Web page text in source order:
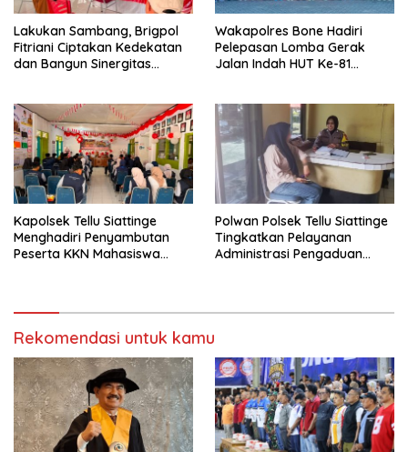
Lakukan Sambang, Brigpol
Fitriani Ciptakan Kedekatan
dan Bangun Sinergitas
Wakapolres Bone Hadiri
Pelepasan Lomba Gerak
Jalan Indah HUT Ke-81
Kapolsek Tellu Siattinge
Menghadiri Penyambutan
Peserta KKN Mahasiswa
Polwan Polsek Tellu Siattinge
Tingkatkan Pelayanan
Administrasi Pengaduan
Rekomendasi untuk kamu